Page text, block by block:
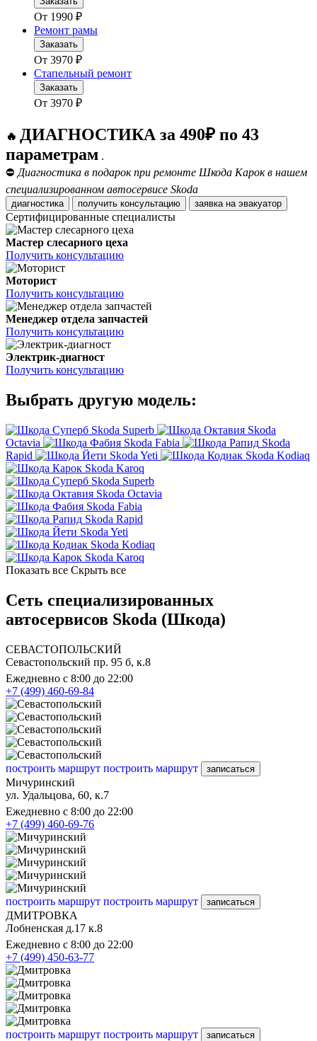
От 1990 ₽
Ремонт рамы
Заказать
От 3970 ₽
Стапельный ремонт
Заказать
От 3970 ₽
🔥 ДИАГНОСТИКА за 490₽ по 43
параметрам .
⛔ Диагностика в подарок при ремонте Шкода Карок в нашем
специализированном автосервисе Skoda
диагностика получить консультацию заявка на эвакуатор
Сертифицированные специалисты
Мастер слесарного цеха
Получить консультацию
Моторист
Получить консультацию
Менеджер отдела запчастей
Получить консультацию
Электрик-диагност
Получить консультацию
Выбрать другую модель:
Skoda Superb
Skoda
Octavia
Skoda Fabia
Skoda
Rapid
Skoda Yeti
Skoda Kodiaq
Skoda Karoq
Skoda Superb
Skoda Octavia
Skoda Fabia
Skoda Rapid
Skoda Yeti
Skoda Kodiaq
Skoda Karoq
Показать все Скрыть все
Сеть специализированных
автосервисов Skoda (Шкода)
СЕВАСТОПОЛЬСКИЙ
Севастопольский пр. 95 б, к.8
Ежедневно с 8:00 до 22:00
+7 (499) 460-69-84
построить маршрут построить маршрут записаться
Мичуринский
ул. Удальцова, 60, к.7
Ежедневно с 8:00 до 22:00
+7 (499) 460-69-76
построить маршрут построить маршрут записаться
ДМИТРОВКА
Лобненская д.17 к.8
Ежедневно с 8:00 до 22:00
+7 (499) 450-63-77
построить маршрут построить маршрут записаться